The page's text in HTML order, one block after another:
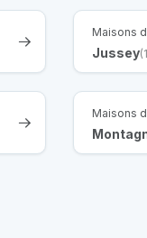
Maisons
Jussey
Maisons